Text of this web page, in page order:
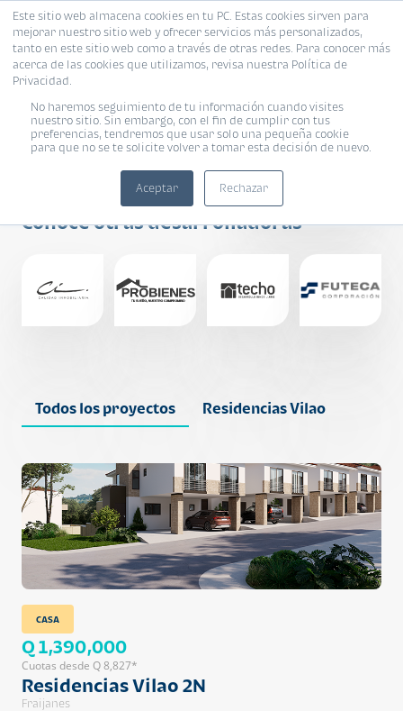
Este sitio web almacena cookies en tu PC. Estas cookies sirven para
mejorar nuestro sitio web y ofrecer servicios más personalizados,
tanto en este sitio web como a través de otras redes. Para conocer más
acerca de las cookies que utilizamos, revisa nuestra Política de
Privacidad.
No haremos seguimiento de tu información cuando visites
nuestro sitio. Sin embargo, con el fin de cumplir con tus
preferencias, tendremos que usar solo una pequeña cookie
para que no se te solicite volver a tomar esta decisión de nuevo.
Aceptar Rechazar
Desarrollos
TMTA, S.A.
Conoce otras desarrolladoras
Todos los proyectos Residencias Vilao
CASA
Q 1,390,000
Cuotas desde Q 8,827*
Residencias Vilao 2N
Fraijanes